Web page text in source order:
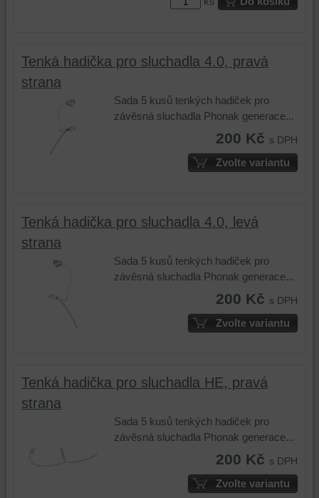
Tenká hadička pro sluchadla 4.0, pravá
strana
Sada 5 kusů tenkých hadiček pro
závěsná sluchadla Phonak generace...
200 Kč s DPH
Zvolte variantu
Tenká hadička pro sluchadla 4.0, levá
strana
Sada 5 kusů tenkých hadiček pro
závěsná sluchadla Phonak generace...
200 Kč s DPH
Zvolte variantu
Tenká hadička pro sluchadla HE, pravá
strana
Sada 5 kusů tenkých hadiček pro
závěsná sluchadla Phonak generace...
200 Kč s DPH
Zvolte variantu